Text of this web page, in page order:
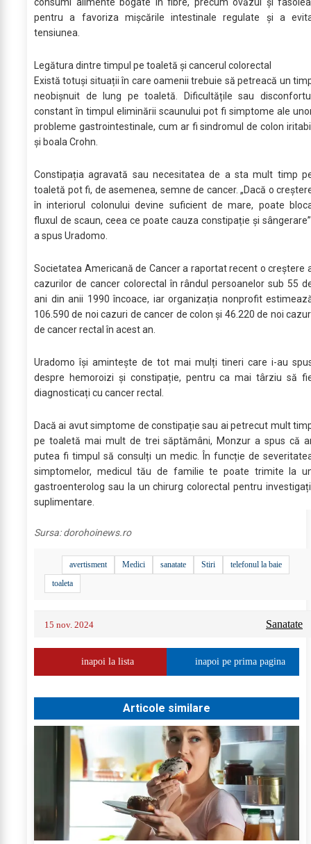
consumi alimente bogate în fibre, precum ovăzul și
pentru a favoriza mișcările intestinale regulate și a
tensiunea.
Legătura dintre timpul pe toaletă și cancerul colorectal
Există totuși situații în care oamenii trebuie să petreacă un
neobișnuit de lung pe toaletă. Dificultățile sau
constant în timpul eliminării scaunului pot fi simptome ale
probleme gastrointestinale, cum ar fi sindromul de colon
și boala Crohn.
Constipația agravată sau necesitatea de a sta mult timp
toaletă pot fi, de asemenea, semne de cancer. „Dacă o
în interiorul colonului devine suficient de mare, poate
fluxul de scaun, ceea ce poate cauza constipație și
a spus Uradomo.
Societatea Americană de Cancer a raportat recent o creștere
cazurilor de cancer colorectal în rândul persoanelor sub 55
ani din anii 1990 încoace, iar organizația nonprofit
106.590 de noi cazuri de cancer de colon și 46.220 de noi
de cancer rectal în acest an.
Uradomo își amintește de tot mai mulți tineri care i-au
despre hemoroizi și constipație, pentru ca mai târziu să
diagnosticați cu cancer rectal.
Dacă ai avut simptome de constipație sau ai petrecut mult
pe toaletă mai mult de trei săptămâni, Monzur a spus că
putea fi timpul să consulți un medic. În funcție de
simptomelor, medicul tău de familie te poate trimite la
gastroenterolog sau la un chirurg colorectal pentru
suplimentare.
Sursa:dorohoinews.ro
avertisment Medici sanatate Stiri
telefonul la baie
toaleta
15 nov. 2024 Sanatate
inapoi la lista inapoi pe prima pagina
Articole similare